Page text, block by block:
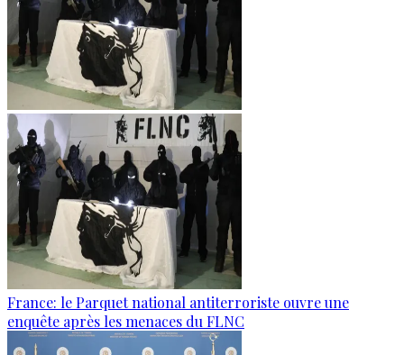
France: le Parquet national antiterroriste ouvre une
enquête après les menaces du FLNC